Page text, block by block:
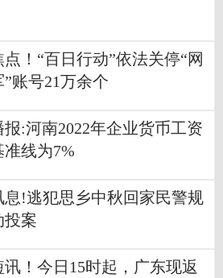
！“百日行动”依法关停“网
账号21万余个
报:河南2022年企业货币工资
准线为7%
息!逃犯思乡中秋回家民警规
投案
讯！今日15时起，广东现返